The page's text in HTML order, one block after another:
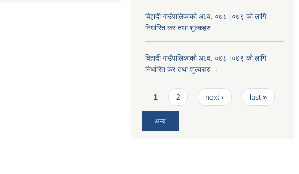
विहादी गाउँपालिकाको आ.व. ०७८।०७९ को लागि
निर्धारित कर तथा शुल्कहरु
विहादी गाउँपालिकाको आ.व. ०७८।०७९ को लागि
निर्धारित कर तथा शुल्कहरु ।
Pages
1 2 next › last »
अन्य